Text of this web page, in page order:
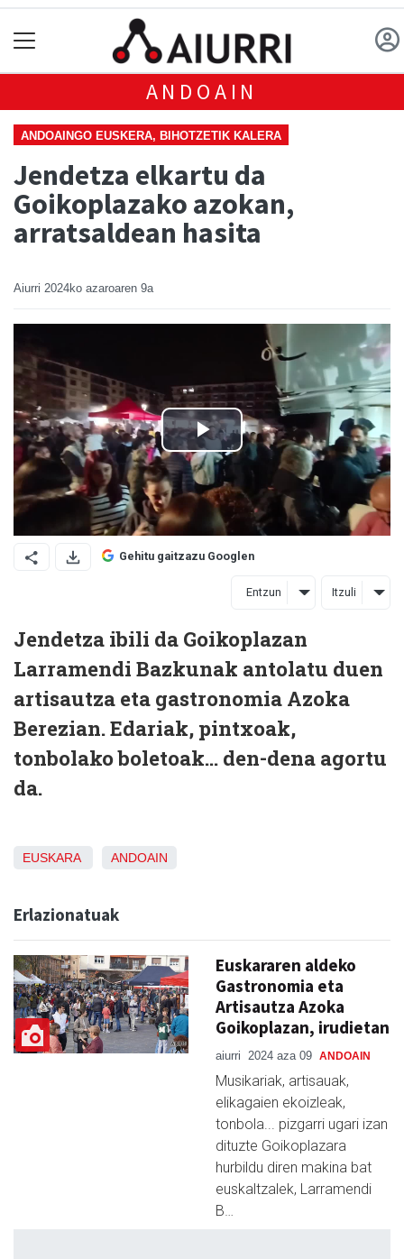
ANDOAIN
ANDOAINGO EUSKERA, BIHOTZETIK KALERA
Jendetza elkartu da
Goikoplazako azokan,
arratsaldean hasita
Aiurri 2024ko azaroaren 9a
Gehitu gaitzazu Googlen
Entzun Itzuli
Jendetza ibili da Goikoplazan
Larramendi Bazkunak antolatu duen
artisautza eta gastronomia Azoka
Berezian. Edariak, pintxoak,
tonbolako boletoak... den-dena agortu
da.
EUSKARA ANDOAIN
Erlazionatuak
Euskararen aldeko
Gastronomia eta
Artisautza Azoka
Goikoplazan, irudietan
aiurri 2024 aza 09 ANDOAIN
Musikariak, artisauak,
elikagaien ekoizleak,
tonbola... pizgarri ugari izan
dituzte Goikoplazara
hurbildu diren makina bat
euskaltzalek, Larramendi
B…